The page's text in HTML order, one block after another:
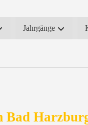
Jahrgänge